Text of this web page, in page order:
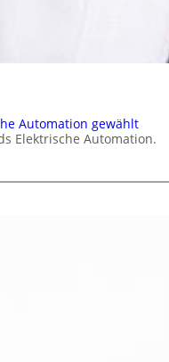
Automation gewählt
Elektrische Automation.